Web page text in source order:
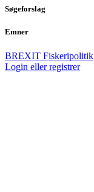
Søgeforslag
Emner
BREXIT Fiskeripolitik
Login eller registrer